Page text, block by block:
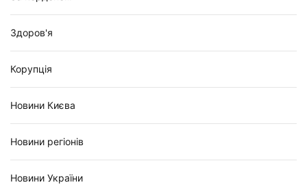
Здоров'я
Корупція
Новини Києва
Новини регіонів
Новини України